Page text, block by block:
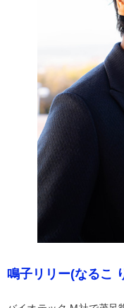
鳴子リリー(なるこ